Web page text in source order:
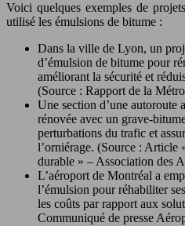
Voici quelques exemples de
utilisé les émulsions de bitume :
Dans la ville de Lyon, un
d’émulsion de bitume pour
améliorant la sécurité et
(Source : Rapport de la
Une section d’une autoroute
rénovée avec un grave-
perturbations du trafic et
l’orniérage. (Source : Article
durable » – Association des
L’aéroport de Montréal a
l’émulsion pour réhabiliter
les coûts par rapport aux
Communiqué de presse